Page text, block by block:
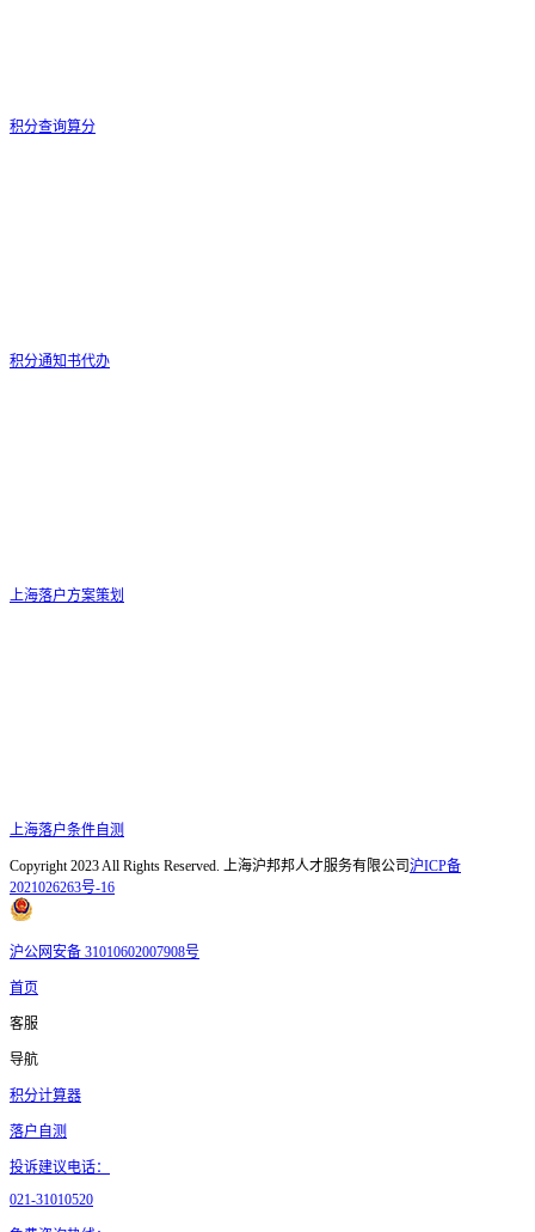
积分查询算分
积分通知书代办
上海落户方案策划
上海落户条件自测
Copyright 2023 All Rights Reserved. 上海沪邦邦人才服务有限公司 沪ICP备
2021026263号-16
沪公网安备 31010602007908号
首页
客服
导航
积分计算器
落户自测
投诉建议电话：
021-31010520